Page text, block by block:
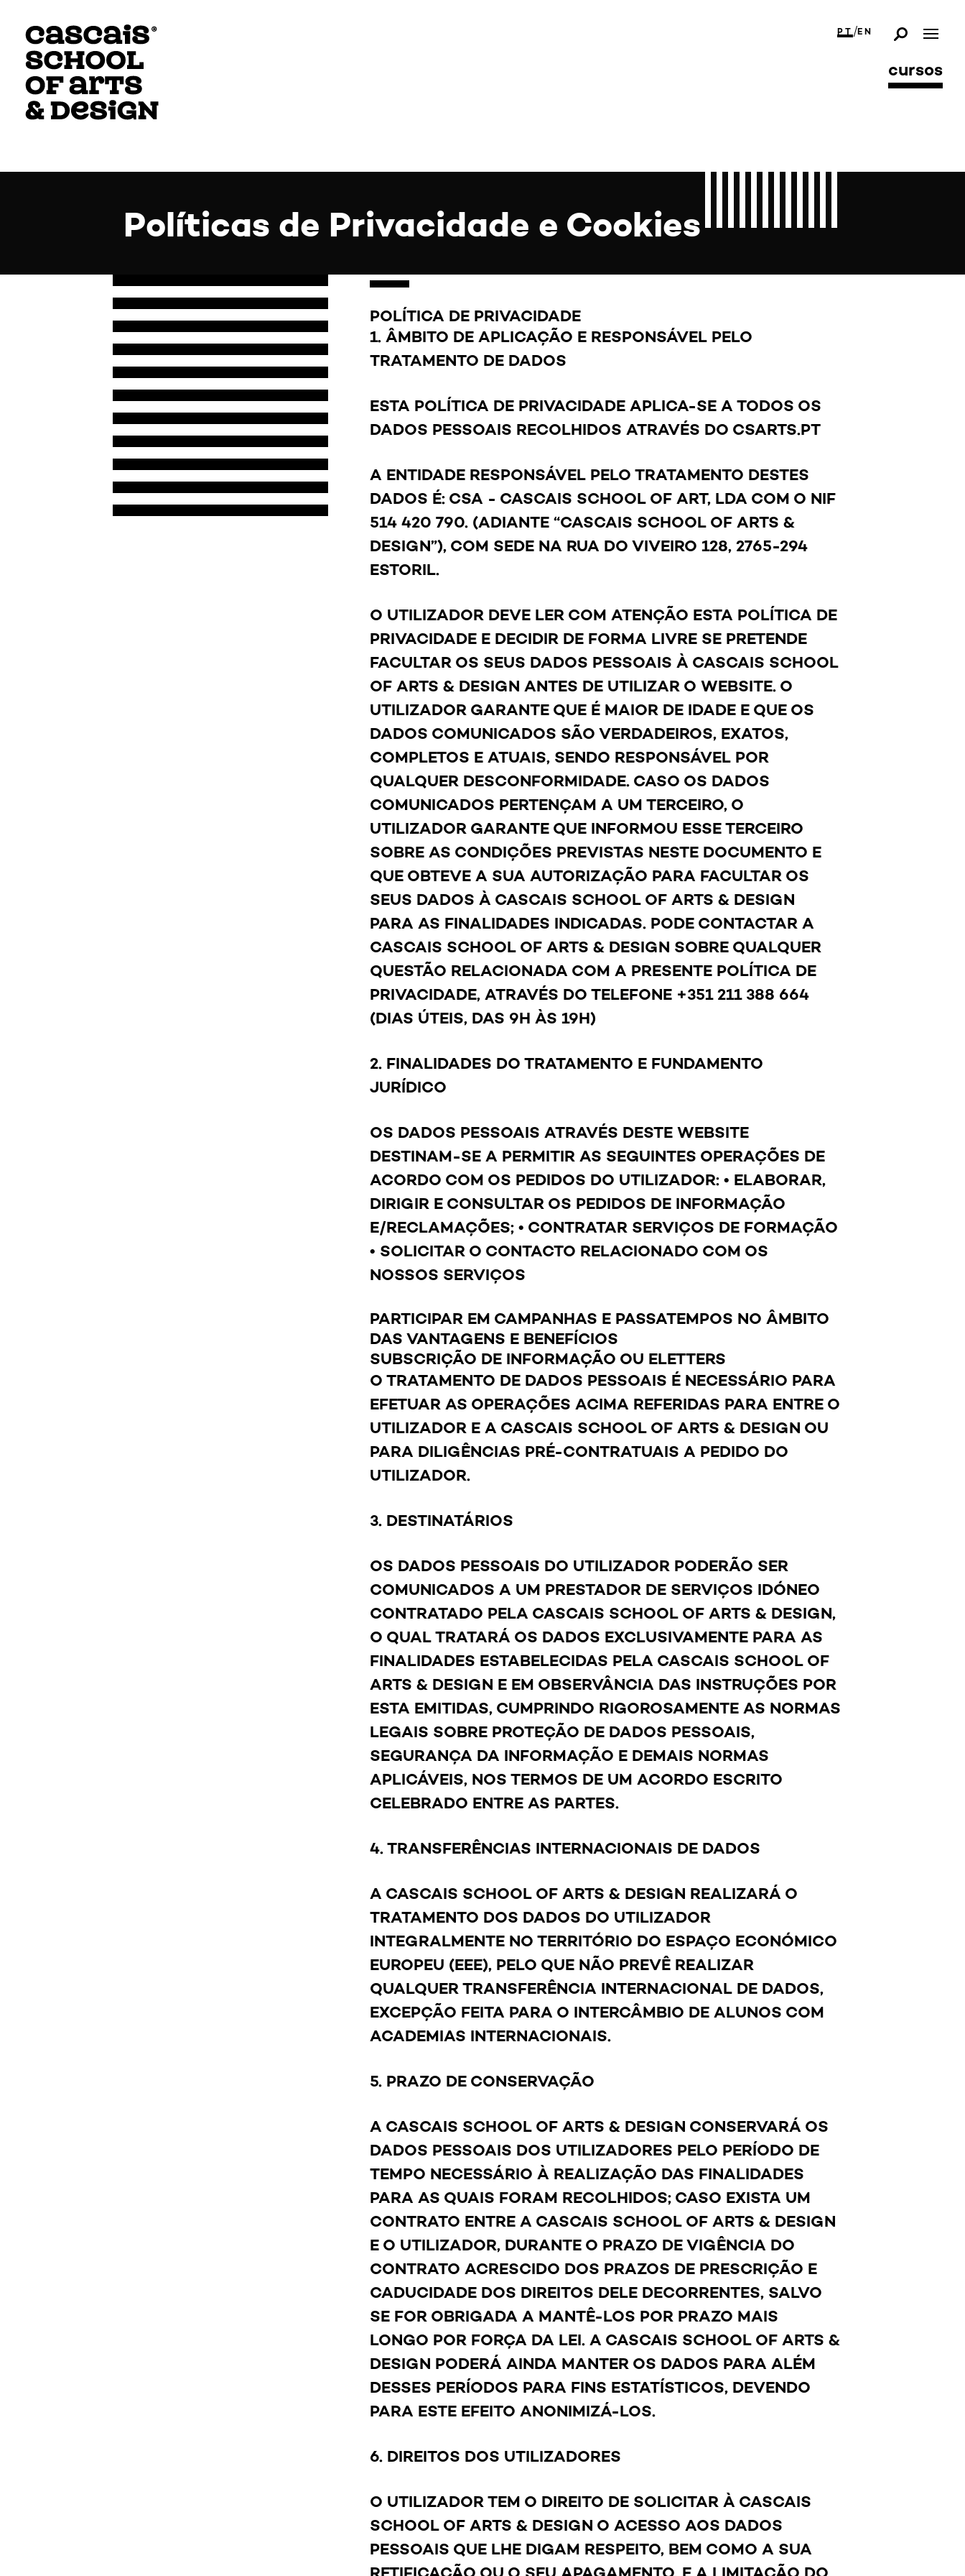
PT/EN
cursos
Políticas de Privacidade e Cookies
POLÍTICA DE PRIVACIDADE
1. ÂMBITO DE APLICAÇÃO E RESPONSÁVEL PELO
TRATAMENTO DE DADOS
ESTA POLÍTICA DE PRIVACIDADE APLICA-SE A TODOS OS
DADOS PESSOAIS RECOLHIDOS ATRAVÉS DO CSARTS.PT
A ENTIDADE RESPONSÁVEL PELO TRATAMENTO DESTES
DADOS É: CSA - CASCAIS SCHOOL OF ART, LDA COM O NIF
514 420 790. (ADIANTE “CASCAIS SCHOOL OF ARTS &
DESIGN”), COM SEDE NA RUA DO VIVEIRO 128, 2765-294
ESTORIL.
O UTILIZADOR DEVE LER COM ATENÇÃO ESTA POLÍTICA DE
PRIVACIDADE E DECIDIR DE FORMA LIVRE SE PRETENDE
FACULTAR OS SEUS DADOS PESSOAIS À CASCAIS SCHOOL
OF ARTS & DESIGN ANTES DE UTILIZAR O WEBSITE. O
UTILIZADOR GARANTE QUE É MAIOR DE IDADE E QUE OS
DADOS COMUNICADOS SÃO VERDADEIROS, EXATOS,
COMPLETOS E ATUAIS, SENDO RESPONSÁVEL POR
QUALQUER DESCONFORMIDADE. CASO OS DADOS
COMUNICADOS PERTENÇAM A UM TERCEIRO, O
UTILIZADOR GARANTE QUE INFORMOU ESSE TERCEIRO
SOBRE AS CONDIÇÕES PREVISTAS NESTE DOCUMENTO E
QUE OBTEVE A SUA AUTORIZAÇÃO PARA FACULTAR OS
SEUS DADOS À CASCAIS SCHOOL OF ARTS & DESIGN
PARA AS FINALIDADES INDICADAS. PODE CONTACTAR A
CASCAIS SCHOOL OF ARTS & DESIGN SOBRE QUALQUER
QUESTÃO RELACIONADA COM A PRESENTE POLÍTICA DE
PRIVACIDADE, ATRAVÉS DO TELEFONE +351 211 388 664
(DIAS ÚTEIS, DAS 9H ÀS 19H)
2. FINALIDADES DO TRATAMENTO E FUNDAMENTO
JURÍDICO
OS DADOS PESSOAIS ATRAVÉS DESTE WEBSITE
DESTINAM-SE A PERMITIR AS SEGUINTES OPERAÇÕES DE
ACORDO COM OS PEDIDOS DO UTILIZADOR: • ELABORAR,
DIRIGIR E CONSULTAR OS PEDIDOS DE INFORMAÇÃO
E/RECLAMAÇÕES; • CONTRATAR SERVIÇOS DE FORMAÇÃO
• SOLICITAR O CONTACTO RELACIONADO COM OS
NOSSOS SERVIÇOS
PARTICIPAR EM CAMPANHAS E PASSATEMPOS NO ÂMBITO
DAS VANTAGENS E BENEFÍCIOS
SUBSCRIÇÃO DE INFORMAÇÃO OU ELETTERS
O TRATAMENTO DE DADOS PESSOAIS É NECESSÁRIO PARA
EFETUAR AS OPERAÇÕES ACIMA REFERIDAS PARA ENTRE O
UTILIZADOR E A CASCAIS SCHOOL OF ARTS & DESIGN OU
PARA DILIGÊNCIAS PRÉ-CONTRATUAIS A PEDIDO DO
UTILIZADOR.
3. DESTINATÁRIOS
OS DADOS PESSOAIS DO UTILIZADOR PODERÃO SER
COMUNICADOS A UM PRESTADOR DE SERVIÇOS IDÓNEO
CONTRATADO PELA CASCAIS SCHOOL OF ARTS & DESIGN,
O QUAL TRATARÁ OS DADOS EXCLUSIVAMENTE PARA AS
FINALIDADES ESTABELECIDAS PELA CASCAIS SCHOOL OF
ARTS & DESIGN E EM OBSERVÂNCIA DAS INSTRUÇÕES POR
ESTA EMITIDAS, CUMPRINDO RIGOROSAMENTE AS NORMAS
LEGAIS SOBRE PROTEÇÃO DE DADOS PESSOAIS,
SEGURANÇA DA INFORMAÇÃO E DEMAIS NORMAS
APLICÁVEIS, NOS TERMOS DE UM ACORDO ESCRITO
CELEBRADO ENTRE AS PARTES.
4. TRANSFERÊNCIAS INTERNACIONAIS DE DADOS
A CASCAIS SCHOOL OF ARTS & DESIGN REALIZARÁ O
TRATAMENTO DOS DADOS DO UTILIZADOR
INTEGRALMENTE NO TERRITÓRIO DO ESPAÇO ECONÓMICO
EUROPEU (EEE), PELO QUE NÃO PREVÊ REALIZAR
QUALQUER TRANSFERÊNCIA INTERNACIONAL DE DADOS,
EXCEPÇÃO FEITA PARA O INTERCÂMBIO DE ALUNOS COM
ACADEMIAS INTERNACIONAIS.
5. PRAZO DE CONSERVAÇÃO
A CASCAIS SCHOOL OF ARTS & DESIGN CONSERVARÁ OS
DADOS PESSOAIS DOS UTILIZADORES PELO PERÍODO DE
TEMPO NECESSÁRIO À REALIZAÇÃO DAS FINALIDADES
PARA AS QUAIS FORAM RECOLHIDOS; CASO EXISTA UM
CONTRATO ENTRE A CASCAIS SCHOOL OF ARTS & DESIGN
E O UTILIZADOR, DURANTE O PRAZO DE VIGÊNCIA DO
CONTRATO ACRESCIDO DOS PRAZOS DE PRESCRIÇÃO E
CADUCIDADE DOS DIREITOS DELE DECORRENTES, SALVO
SE FOR OBRIGADA A MANTÊ-LOS POR PRAZO MAIS
LONGO POR FORÇA DA LEI. A CASCAIS SCHOOL OF ARTS &
DESIGN PODERÁ AINDA MANTER OS DADOS PARA ALÉM
DESSES PERÍODOS PARA FINS ESTATÍSTICOS, DEVENDO
PARA ESTE EFEITO ANONIMIZÁ-LOS.
6. DIREITOS DOS UTILIZADORES
O UTILIZADOR TEM O DIREITO DE SOLICITAR À CASCAIS
SCHOOL OF ARTS & DESIGN O ACESSO AOS DADOS
PESSOAIS QUE LHE DIGAM RESPEITO, BEM COMO A SUA